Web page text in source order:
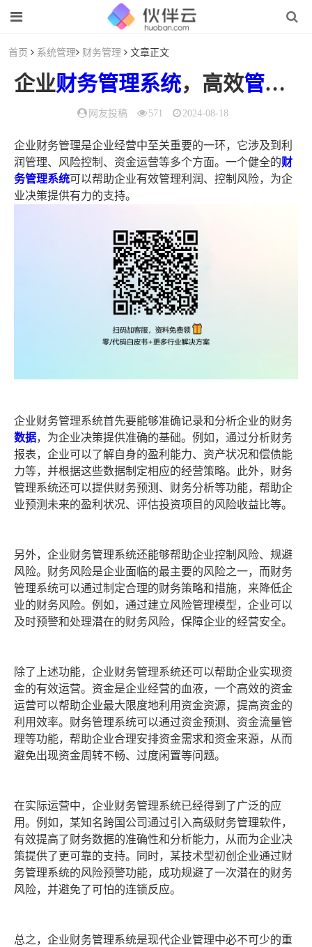
首页 系统管理 财务管理 文章正文
企业财务管理系统，高效管理
网友投稿 571 2024-08-18
企业财务管理是企业经营中至关重要的一环，它涉及到利
润管理、风险控制、资金运营等多个方面。一个健全的财
务管理系统可以帮助企业有效管理利润、控制风险，为企
业决策提供有力的支持。
企业财务管理系统首先要能够准确记录和分析企业的财务
数据，为企业决策提供准确的基础。例如，通过分析财务
报表，企业可以了解自身的盈利能力、资产状况和偿债能
力等，并根据这些数据制定相应的经营策略。此外，财务
管理系统还可以提供财务预测、财务分析等功能，帮助企
业预测未来的盈利状况、评估投资项目的风险收益比等。
另外，企业财务管理系统还能够帮助企业控制风险、规避
风险。财务风险是企业面临的最主要的风险之一，而财务
管理系统可以通过制定合理的财务策略和措施，来降低企
业的财务风险。例如，通过建立风险管理模型，企业可以
及时预警和处理潜在的财务风险，保障企业的经营安全。
除了上述功能，企业财务管理系统还可以帮助企业实现资
金的有效运营。资金是企业经营的血液，一个高效的资金
运营可以帮助企业最大限度地利用资金资源，提高资金的
利用效率。财务管理系统可以通过资金预测、资金流量管
理等功能，帮助企业合理安排资金需求和资金来源，从而
避免出现资金周转不畅、过度闲置等问题。
在实际运营中，企业财务管理系统已经得到了广泛的应
用。例如，某知名跨国公司通过引入高级财务管理软件，
有效提高了财务数据的准确性和分析能力，从而为企业决
策提供了更可靠的支持。同时，某技术型初创企业通过财
务管理系统的风险预警功能，成功规避了一次潜在的财务
风险，并避免了可怕的连锁反应。
总之，企业财务管理系统是现代企业管理中必不可少的重